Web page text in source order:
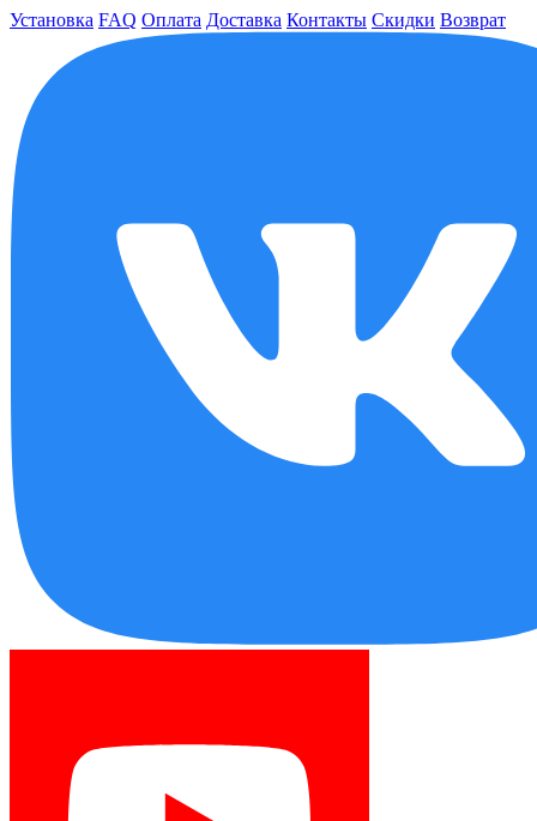
Установка FAQ Оплата Доставка Контакты Скидки Возврат